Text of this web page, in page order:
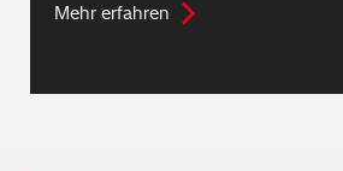
Mehr erfahren